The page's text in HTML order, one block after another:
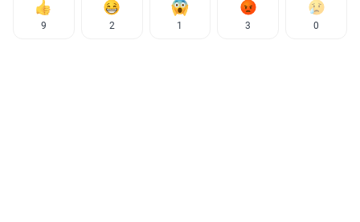
9 2 1 3 0